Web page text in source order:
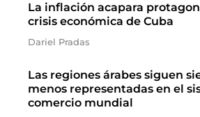
La inflación acapara
crisis económica de Cuba
Dariel Pradas
Las regiones árabes siguen
menos representadas en el
comercio mundial